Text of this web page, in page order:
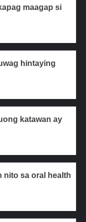
maagap si
hintaying
katawan ay
nito sa oral health